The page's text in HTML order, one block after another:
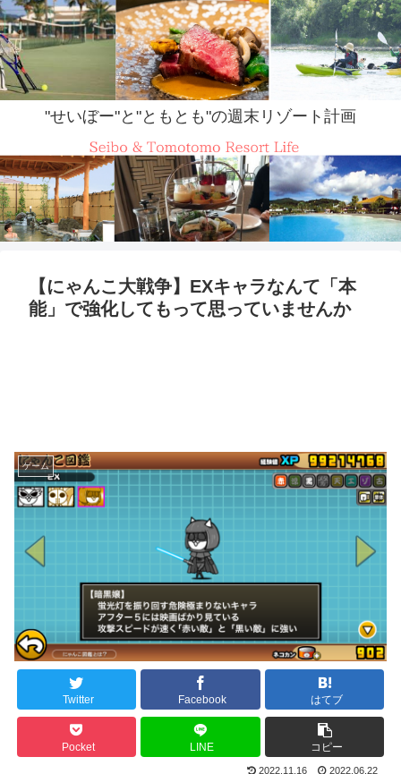
"せいぼー"と"ともとも"の週末リゾート計画
【にゃんこ大戦争】EXキャラなんて「本
能」で強化してもって思っていませんか
ゲーム
Twitter Facebook はてブ
Pocket LINE コピー
2022.11.16 2022.06.22